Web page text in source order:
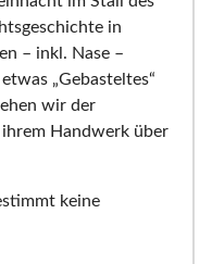
in
– inkl. Nase –
„Gebasteltes“
wir der
Handwerk über
keine